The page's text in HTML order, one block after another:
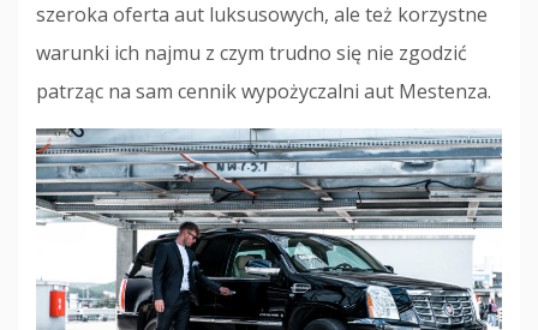
szeroka oferta aut luksusowych, ale też korzystne
warunki ich najmu z czym trudno się nie zgodzić
patrząc na sam cennik wypożyczalni aut Mestenza.